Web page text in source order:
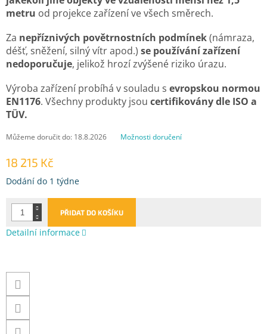
18 215 Kč
Měrná
Dodání do 1 týdne
Můžeme doručit do: 18.8.2026 Možnosti doručení
PŘIDAT DO KOŠÍKU
metru od projekce zařízení ve všech směrech.
Za nepříznivých povětrnostních podmínek(námraza,
déšť, sněžení, silný vítr apod.) se používání zařízení
nedoporučuje, jelikož hrozí zvýšené riziko úrazu.
Výroba zařízení probíhá v souladu s evropskou normou
EN1176. Všechny produkty jsou certifikovány dle ISO a
TÜV.
Detailní informace